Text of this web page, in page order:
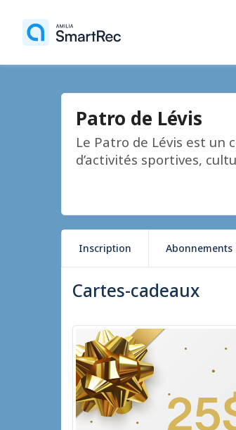
Patro de Lévis
Le Patro de Lévis est un
d’activités sportives,
Inscription Abonnements
Cartes-cadeaux